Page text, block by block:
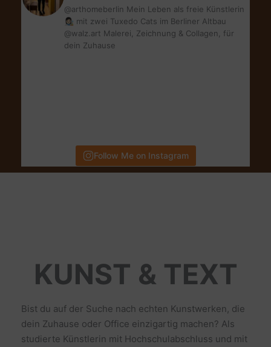
@arthomeberlin Mein Leben als freie Künstlerin
👩🏻‍🎨 mit zwei Tuxedo Cats im Berliner Altbau
@walz.art Malerei, Zeichnung & Collagen, für
dein Zuhause
Follow Me on Instagram
KUNST & TEXT
Bist du auf der Suche nach echten Kunstwerken, die
dein Zuhause oder Office einzigartig machen? Als
studierte Künstlerin mit Hochschulabschluss und mit